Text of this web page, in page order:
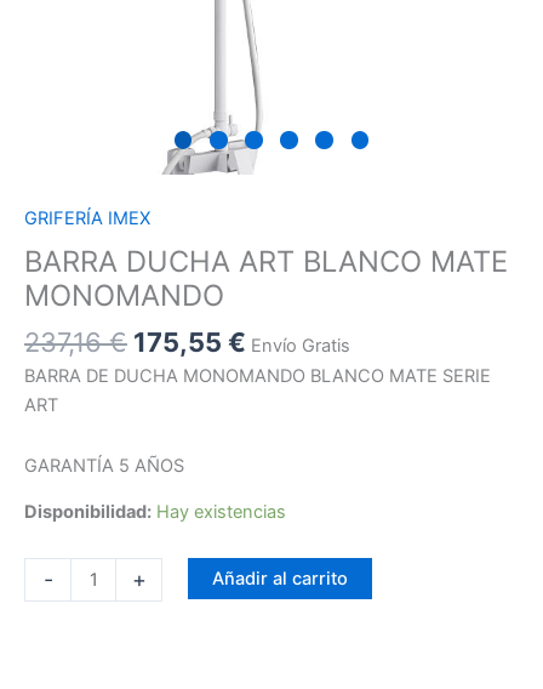
GRIFERÍA IMEX
BARRA DUCHA ART BLANCO MATE
MONOMANDO
237,16€ 175,55 € Envío Gratis
BARRA DE DUCHA MONOMANDO BLANCO MATE SERIE
ART
GARANTÍA 5 AÑOS
Disponibilidad: Hay existencias
- + Añadir al carrito